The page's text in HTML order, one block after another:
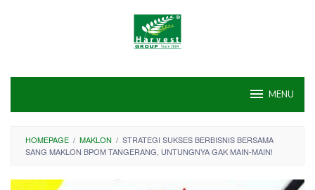
MENU
HOMEPAGE / MAKLON / STRATEGI SUKSES BERBISNIS BERSAMA
SANG MAKLON BPOM TANGERANG, UNTUNGNYA GAK MAIN-MAIN!